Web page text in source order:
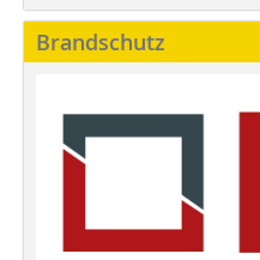
Brandschutz